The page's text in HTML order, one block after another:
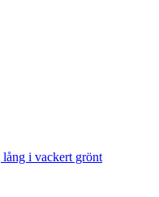
lång i vackert grönt